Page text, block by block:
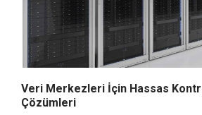
Veri Merkezleri İçin Hassas
Çözümleri